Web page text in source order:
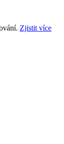
Zjistit více